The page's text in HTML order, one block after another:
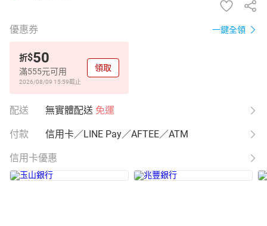
優惠券 一鍵全領
折$50
滿555元可用
2026/08/09 15:59截止
領取
配送 無實體配送 免運
付款 信用卡／LINE Pay／AFTEE／ATM
信用卡優惠